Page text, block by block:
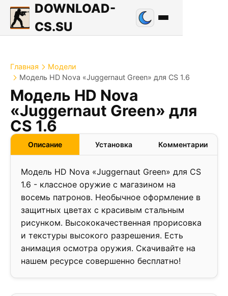
DOWNLOAD-
CS.SU
Главная
Модели
Модель HD Nova «Juggernaut Green» для CS 1.6
Модель HD Nova
«Juggernaut Green» для
CS 1.6
Описание Установка Комментарии
Модель HD Nova «Juggernaut Green» для CS
1.6 - классное оружие с магазином на
восемь патронов. Необычное оформление в
защитных цветах с красивым стальным
рисунком. Высококачественная прорисовка
и текстуры высокого разрешения. Есть
анимация осмотра оружия. Скачивайте на
нашем ресурсе совершенно бесплатно!